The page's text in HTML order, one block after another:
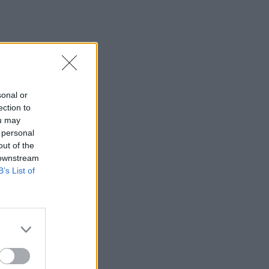
or
to
may
of the
List of
Στέφανος Τσιτσιπάς: Διακοπές στην
Ελβετία με τη νέα του σύντροφο
(photos)